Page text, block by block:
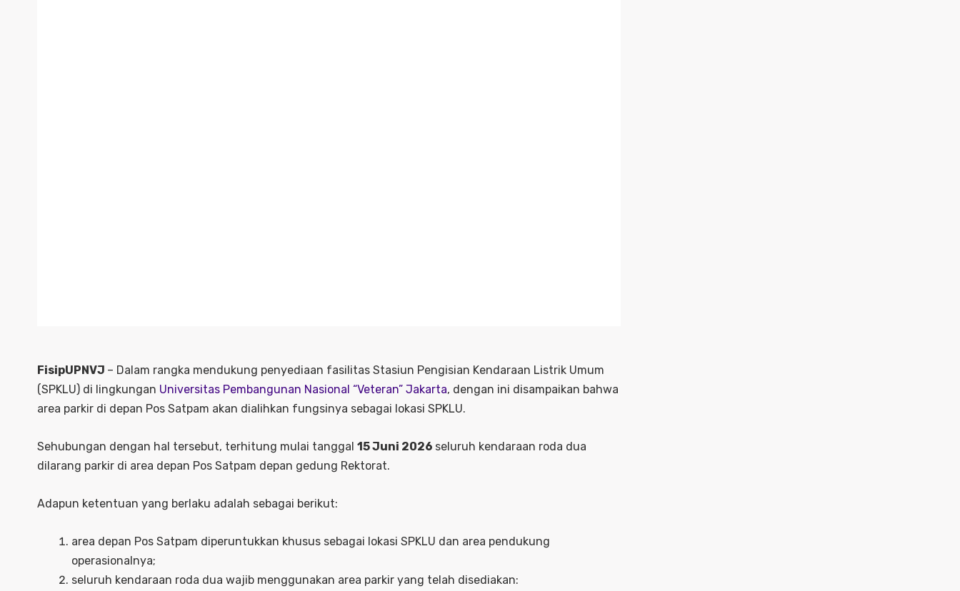
FisipUPNVJ – Dalam rangka mendukung penyediaan fasilitas Stasiun Pengisian Kendaraan Listrik Umum
(SPKLU) di lingkungan Universitas Pembangunan Nasional “Veteran” Jakarta, dengan ini disampaikan bahwa
area parkir di depan Pos Satpam akan dialihkan fungsinya sebagai lokasi SPKLU.
Sehubungan dengan hal tersebut, terhitung mulai tanggal 15 Juni 2026 seluruh kendaraan roda dua
dilarang parkir di area depan Pos Satpam depan gedung Rektorat.
Adapun ketentuan yang berlaku adalah sebagai berikut:
area depan Pos Satpam diperuntukkan khusus sebagai lokasi SPKLU dan area pendukung
operasionalnya;
seluruh kendaraan roda dua wajib menggunakan area parkir yang telah disediakan: